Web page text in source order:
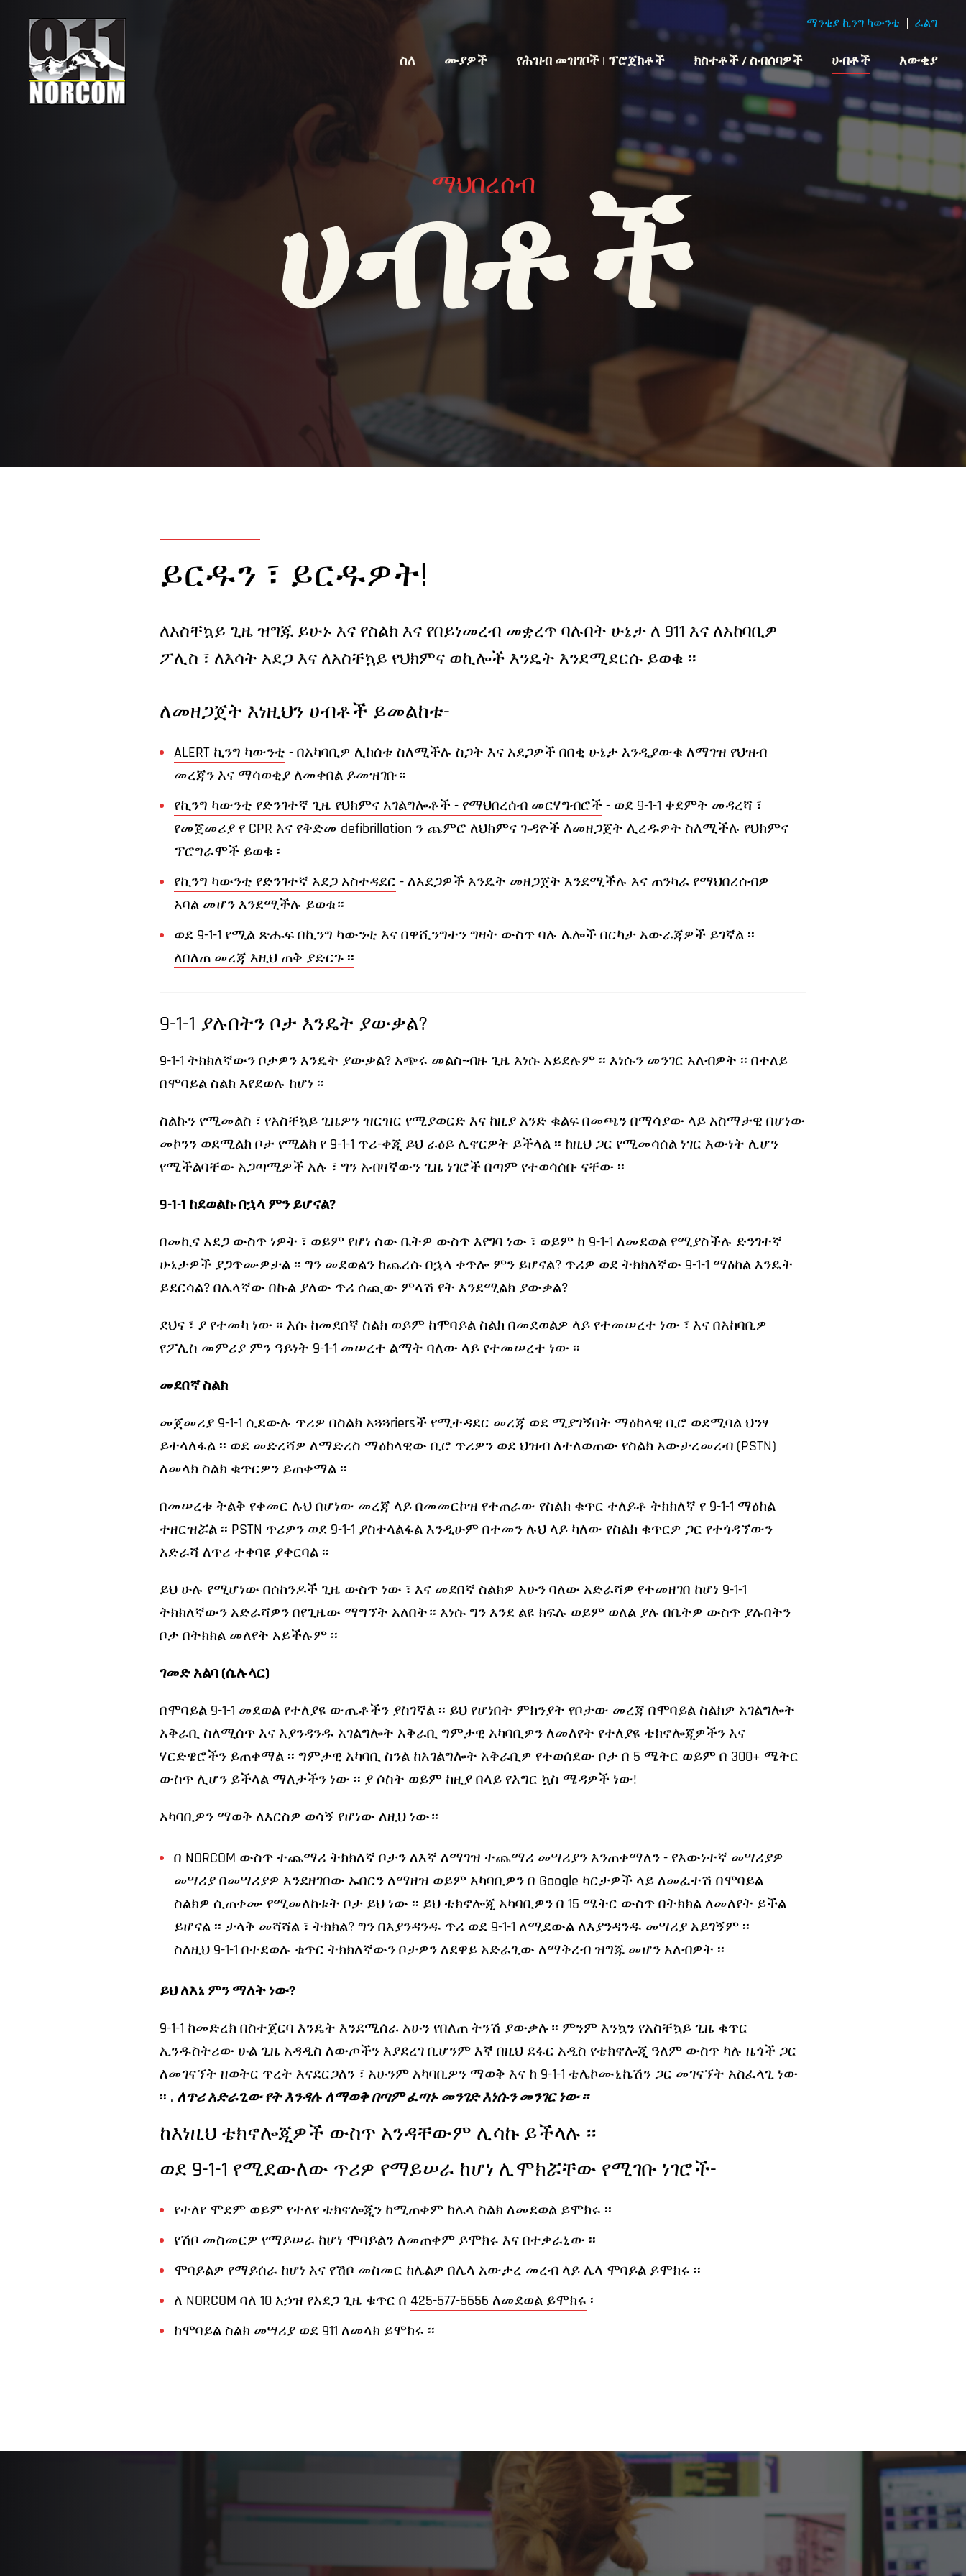
ስለ ሙያዎች የሕዝብ መዝገቦች | ፕሮጀክቶች ክስተቶች / ስብሰባዎች ሀብቶች እውቂያ
ማንቂያ ኪንግ ካውንቲ ፈልግ
ማህበረሰብ
ሀብቶች
ይርዱን ፣ ይርዱዎት!
ለአስቸኳይ ጊዜ ዝግጁ ይሁኑ እና የስልክ እና የበይነመረብ መቋረጥ ባሉበት ሁኔታ ለ 911 እና ለአከባቢዎ
ፖሊስ ፣ ለእሳት አደጋ እና ለአስቸኳይ የህክምና ወኪሎች እንዴት እንደሚደርሱ ይወቁ ፡፡
ለመዘጋጀት እነዚህን ሀብቶች ይመልከቱ-
ALERT ኪንግ ካውንቲ - በአካባቢዎ ሊከሰቱ ስለሚችሉ ስጋት እና አደጋዎች በበቂ ሁኔታ እንዲያውቁ ለማገዝ የህዝብ
መረጃን እና ማሳወቂያ ለመቀበል ይመዝገቡ።
የኪንግ ካውንቲ የድንገተኛ ጊዜ የህክምና አገልግሎቶች - የማህበረሰብ መርሃግብሮች - ወደ 9-1-1 ቀደምት መዳረሻ ፣
የመጀመሪያ የ CPR እና የቅድመ defibrillation ን ጨምሮ ለህክምና ጉዳዮች ለመዘጋጀት ሊረዱዎት ስለሚችሉ የህክምና
ፕሮግራሞች ይወቁ ፡
የኪንግ ካውንቲ የድንገተኛ አደጋ አስተዳደር - ለአደጋዎች እንዴት መዘጋጀት እንደሚችሉ እና ጠንካራ የማህበረሰብዎ
አባል መሆን እንደሚችሉ ይወቁ።
ወደ 9-1-1 የሚል ጽሑፍ በኪንግ ካውንቲ እና በዋሺንግተን ግዛት ውስጥ ባሉ ሌሎች በርካታ አውራጃዎች ይገኛል ፡፡
ለበለጠ መረጃ እዚህ ጠቅ ያድርጉ ፡፡
9-1-1 ያሉበትን ቦታ እንዴት ያውቃል?
9-1-1 ትክክለኛውን ቦታዎን እንዴት ያውቃል? አጭሩ መልስ-ብዙ ጊዜ እነሱ አይደሉም ፡፡ እነሱን መንገር አለብዎት ፡፡ በተለይ
በሞባይል ስልክ እየደወሉ ከሆነ ፡፡
ስልኩን የሚመልስ ፣ የአስቸኳይ ጊዜዎን ዝርዝር የሚያወርድ እና ከዚያ አንድ ቁልፍ በመጫን በማሳያው ላይ አስማታዊ በሆነው
መኮንን ወደሚልክ ቦታ የሚልክ የ 9-1-1 ጥሪ-ቀጂ ይህ ራዕይ ሊኖርዎት ይችላል ፡፡ ከዚህ ጋር የሚመሳሰል ነገር እውነት ሊሆን
የሚችልባቸው አጋጣሚዎች አሉ ፣ ግን አብዛኛውን ጊዜ ነገሮች በጣም የተወሳሰቡ ናቸው ፡፡
9-1-1 ከደወልኩ በኋላ ምን ይሆናል?
በመኪና አደጋ ውስጥ ነዎት ፣ ወይም የሆነ ሰው ቤትዎ ውስጥ እየገባ ነው ፣ ወይም ከ 9-1-1 ለመደወል የሚያስችሉ ድንገተኛ
ሁኔታዎች ያጋጥሙዎታል ፡፡ ግን መደወልን ከጨረሱ በኋላ ቀጥሎ ምን ይሆናል? ጥሪዎ ወደ ትክክለኛው 9-1-1 ማዕከል እንዴት
ይደርሳል? በሌላኛው በኩል ያለው ጥሪ ሰጪው ምላሽ የት እንደሚልክ ያውቃል?
ደህና ፣ ያ የተመካ ነው ፡፡ እሱ ከመደበኛ ስልክ ወይም ከሞባይል ስልክ በመደወልዎ ላይ የተመሠረተ ነው ፣ እና በአከባቢዎ
የፖሊስ መምሪያ ምን ዓይነት 9-1-1 መሠረተ ልማት ባለው ላይ የተመሠረተ ነው ፡፡
መደበኛ ስልክ
መጀመሪያ 9-1-1 ሲደውሉ ጥሪዎ በስልክ አጓጓriersች የሚተዳደር መረጃ ወደ ሚያገኝበት ማዕከላዊ ቢሮ ወደሚባል ህንፃ
ይተላለፋል ፡፡ ወደ መድረሻዎ ለማድረስ ማዕከላዊው ቢሮ ጥሪዎን ወደ ህዝብ ለተለወጠው የስልክ አውታረመረብ (PSTN)
ለመላክ ስልክ ቁጥርዎን ይጠቀማል ፡፡
በመሠረቱ ትልቅ የቀመር ሉህ በሆነው መረጃ ላይ በመመርኮዝ የተጠራው የስልክ ቁጥር ተለይቶ ትክክለኛ የ 9-1-1 ማዕከል
ተዘርዝሯል ፡፡ PSTN ጥሪዎን ወደ 9-1-1 ያስተላልፋል እንዲሁም በተመን ሉህ ላይ ካለው የስልክ ቁጥርዎ ጋር የተጎዳኘውን
አድራሻ ለጥሪ ተቀባዩ ያቀርባል ፡፡
ይህ ሁሉ የሚሆነው በሰከንዶች ጊዜ ውስጥ ነው ፣ እና መደበኛ ስልክዎ አሁን ባለው አድራሻዎ የተመዘገበ ከሆነ 9-1-1
ትክክለኛውን አድራሻዎን በየጊዜው ማግኘት አለበት። እነሱ ግን እንደ ልዩ ክፍሉ ወይም ወለል ያሉ በቤትዎ ውስጥ ያሉበትን
ቦታ በትክክል መለየት አይችሉም ፡፡
ገመድ አልባ (ሴሉላር)
በሞባይል 9-1-1 መደወል የተለያዩ ውጤቶችን ያስገኛል ፡፡ ይህ የሆነበት ምክንያት የቦታው መረጃ በሞባይል ስልክዎ አገልግሎት
አቅራቢ ስለሚሰጥ እና እያንዳንዱ አገልግሎት አቅራቢ ግምታዊ አካባቢዎን ለመለየት የተለያዩ ቴክኖሎጂዎችን እና
ሃርድዌሮችን ይጠቀማል ፡፡ ግምታዊ አካባቢ ስንል ከአገልግሎት አቅራቢዎ የተወሰደው ቦታ በ 5 ሜትር ወይም በ 300+ ሜትር
ውስጥ ሊሆን ይችላል ማለታችን ነው ፡፡ ያ ሶስት ወይም ከዚያ በላይ የእግር ኳስ ሜዳዎች ነው!
አካባቢዎን ማወቅ ለእርስዎ ወሳኝ የሆነው ለዚህ ነው።
በ NORCOM ውስጥ ተጨማሪ ትክክለኛ ቦታን ለእኛ ለማገዝ ተጨማሪ መሣሪያን እንጠቀማለን - የእውነተኛ መሣሪያዎ
መሣሪያ በመሣሪያዎ እንደዘገበው ኡበርን ለማዘዝ ወይም አካባቢዎን በ Google ካርታዎች ላይ ለመፈተሽ በሞባይል
ስልክዎ ሲጠቀሙ የሚመለከቱት ቦታ ይህ ነው ፡፡ ይህ ቴክኖሎጂ አካባቢዎን በ 15 ሜትር ውስጥ በትክክል ለመለየት ይችል
ይሆናል ፡፡ ታላቅ መሻሻል ፣ ትክክል? ግን በእያንዳንዱ ጥሪ ወደ 9-1-1 ለሚደውል ለእያንዳንዱ መሣሪያ አይገኝም ፡፡
ስለዚህ 9-1-1 በተደወሉ ቁጥር ትክክለኛውን ቦታዎን ለደዋይ አድራጊው ለማቅረብ ዝግጁ መሆን አለብዎት ፡፡
ይህ ለእኔ ምን ማለት ነው?
9-1-1 ከመድረክ በስተጀርባ እንዴት እንደሚሰራ አሁን የበለጠ ትንሽ ያውቃሉ። ምንም እንኳን የአስቸኳይ ጊዜ ቁጥር
ኢንዱስትሪው ሁል ጊዜ አዳዲስ ለውጦችን እያደረገ ቢሆንም እኛ በዚህ ደፋር አዲስ የቴክኖሎጂ ዓለም ውስጥ ካሉ ዜጎች ጋር
ለመገናኘት ዘወትር ጥረት እናደርጋለን ፣ አሁንም አካባቢዎን ማወቅ እና ከ 9-1-1 ቴሌኮሙኒኬሽን ጋር መገናኘት አስፈላጊ ነው
፡፡ . ለጥሪ አድራጊው የት እንዳሉ ለማወቅ በጣም ፈጣኑ መንገድ እነሱን መንገር ነው ፡፡
ከእነዚህ ቴክኖሎጂዎች ውስጥ አንዳቸውም ሊሳኩ ይችላሉ ፡፡
ወደ 9-1-1 የሚደውለው ጥሪዎ የማይሠራ ከሆነ ሊሞክሯቸው የሚገቡ ነገሮች-
የተለየ ሞደም ወይም የተለየ ቴክኖሎጂን ከሚጠቀም ከሌላ ስልክ ለመደወል ይሞክሩ ፡፡
የሽቦ መስመርዎ የማይሠራ ከሆነ ሞባይልን ለመጠቀም ይሞክሩ እና በተቃራኒው ፡፡
ሞባይልዎ የማይሰራ ከሆነ እና የሽቦ መስመር ከሌልዎ በሌላ አውታረ መረብ ላይ ሌላ ሞባይል ይሞክሩ ፡፡
ለ NORCOM ባለ 10 አኃዝ የአደጋ ጊዜ ቁጥር በ 425-577-5656 ለመደወል ይሞክሩ ፡
ከሞባይል ስልክ መሣሪያ ወደ 911 ለመላክ ይሞክሩ ፡፡